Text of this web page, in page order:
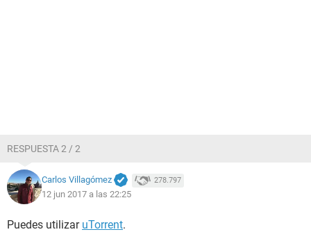
RESPUESTA 2 / 2
Carlos Villagómez 278.797
12 jun 2017 a las 22:25
Puedes utilizar uTorrent.